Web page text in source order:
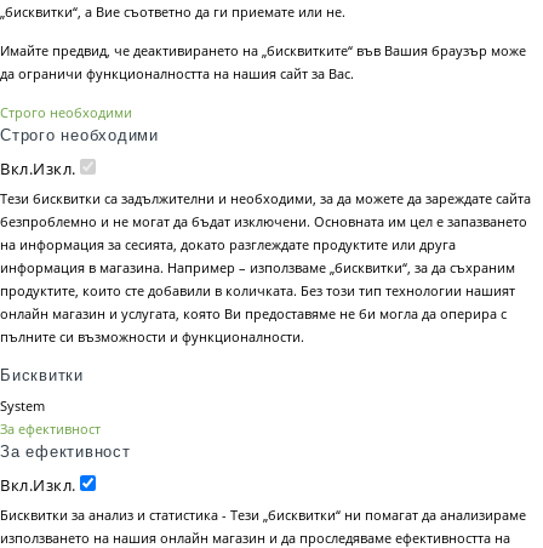
„бисквитки“, а Вие съответно да ги приемате или не.
Имайте предвид, че деактивирането на „бисквитките“ във Вашия браузър може
да ограничи функционалността на нашия сайт за Вас.
Строго необходими
Строго необходими
Вкл.Изкл.
Тези бисквитки са задължителни и необходими, за да можете да зареждате сайта
безпроблемно и не могат да бъдат изключени. Основната им цел е запазването
на информация за сесията, докато разглеждате продуктите или друга
информация в магазина. Например – използваме „бисквитки“, за да съхраним
продуктите, които сте добавили в количката. Без този тип технологии нашият
онлайн магазин и услугата, която Ви предоставяме не би могла да оперира с
пълните си възможности и функционалности.
Бисквитки
System
За ефективност
За ефективност
Вкл.Изкл.
Бисквитки за анализ и статистика - Тези „бисквитки“ ни помагат да анализираме
използването на нашия онлайн магазин и да проследяваме ефективността на